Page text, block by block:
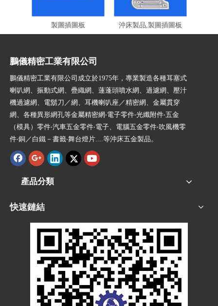
製圖插圖板 沖床製品,製圖插圖板
鵬儀精密工業有限公司
鵬儀精密工業有限公司成立於1975年，專業製造各種耳塞式
喇叭網、振動式網、疊織網、蓮蓬頭噴水網、過濾網、壓汁
機過濾網、電鬍刀／網、耳機喇叭座／精密網、金屬貫穿
網、各種異形網孔等金屬精密網‧電子零件‧光纖附件‧五金
（模具）零件‧汽車五金零件‧電子、電腦五金零件‧吹風機零
件‧銅／白鐵－書籤‧舞台燈片....等沖床五金製品。
產品分類
快速鏈結